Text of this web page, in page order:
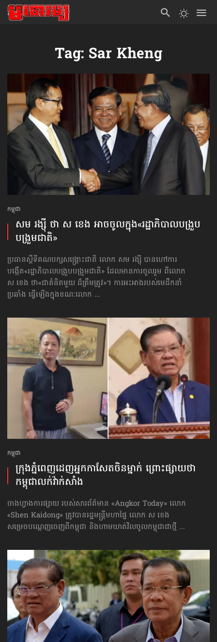
Tag: Sar Kheng
កម្ពុជា
សម រង្ស៊ី ថា ស ខេង អាចចូលក្នុង​«រដ្ឋាភិបាល​បង្រួប
បង្រួមជាតិ»
ប្រធានស្ដីទីគណបក្សសង្គ្រោះជាតិ លោក សម រង្ស៊ី បានហៅការ
បង្កើត​«រដ្ឋាភិបាល​បង្រួបបង្រួមជាតិ» ដែលមាន​ការចូលរួម ពីលោក
ស ខេង ថា«ជាគំនិតមួយ ដ៏ត្រឹមត្រូវ»។ ការអះអាងរបស់មេដឹកនាំ
ប្រឆាំង ធ្វើឡើងក្នុង​ខណៈ​លោក ...
កម្ពុជា
ក្រុងភ្នំពេញដេញ​អ្នកកាសែតចិនម្នាក់ ព្រោះផ្សាយ​ថា
កម្ពុជាលក់វ៉ាក់សាំង
ចាងហ្វាងការផ្សាយ របស់សារព័ត៌មាន «Angkor Today» លោក
«Shen Kaidong» ត្រូវបានរដ្ឋមន្ត្រីមហាផ្ទៃ លោក ស ខេង
សម្រេចបណ្ដេញចេញពីកម្ពុជា និងហាមឃាត់​វិលចូលកម្ពុជា​ជាថ្មី ...